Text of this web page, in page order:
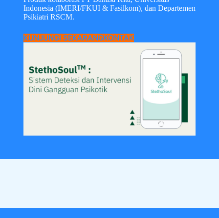
Indonesia (IMERI/FKUI & Fasilkom), dan Departemen
Psikiatri RSCM.
KUNJUNGI SEKARANGKONTAK